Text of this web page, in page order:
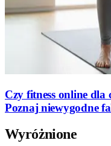
Czy fitness online
Poznaj niewygodne
Wyróżnione